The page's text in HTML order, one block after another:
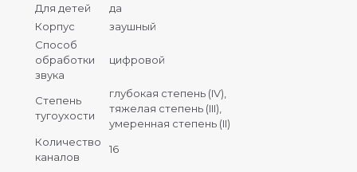
Для детей
да
Корпус
заушный
Способ
обработки
звука
цифровой
Степень
тугоухости
глубокая степень (IV),
тяжелая степень (III),
умеренная степень (II)
Количество
каналов
16